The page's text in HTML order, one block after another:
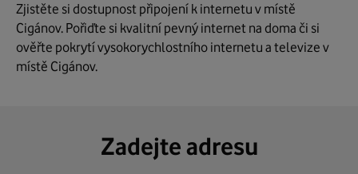
Zjistěte si dostupnost připojení k internetu v místě
Cigánov. Pořiďte si kvalitní pevný internet na doma či si
ověřte pokrytí vysokorychlostního internetu a televize v
místě Cigánov.
Zadejte adresu